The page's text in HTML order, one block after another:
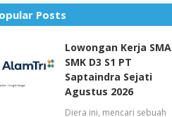
Posts
Lowongan Kerja SMA
SMK D3 S1 PT
Saptaindra Sejati
Agustus 2026
Diera ini, mencari sebuah